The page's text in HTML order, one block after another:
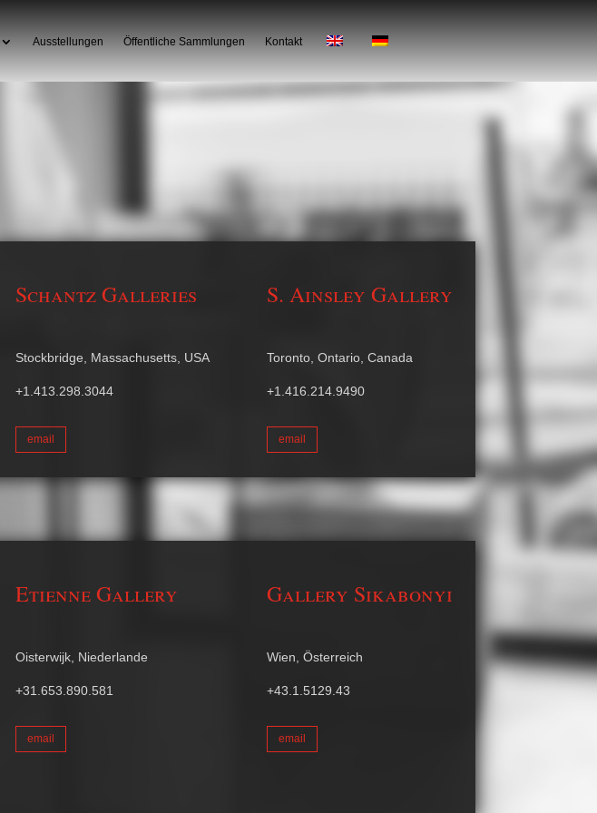
Ausstellungen Öffentliche Sammlungen Kontakt
Schantz Galleries
Stockbridge, Massachusetts, USA
+1.413.298.3044
email
S. Ainsley Gallery
Toronto, Ontario, Canada
+1.416.214.9490
email
Etienne Gallery
Oisterwijk, Niederlande
+31.653.890.581
email
Gallery Sikabonyi
Wien, Österreich
+43.1.5129.43
email